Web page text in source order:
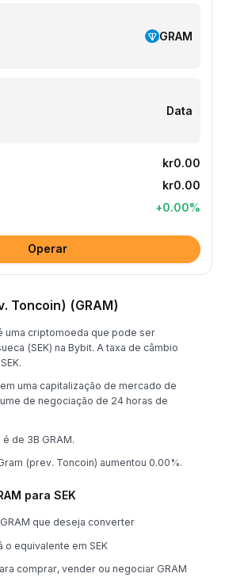
GRAM
Data
kr0.00
kr0.00
+0.00%
Operar
Toncoin) (GRAM)
uma criptomoeda que pode ser
(SEK) na Bybit. A taxa de câmbio
uma capitalização de mercado de
de negociação de 24 horas de
de 3B GRAM.
(prev. Toncoin) aumentou 0.00%.
para SEK
que deseja converter
o equivalente em SEK
comprar, vender ou negociar GRAM